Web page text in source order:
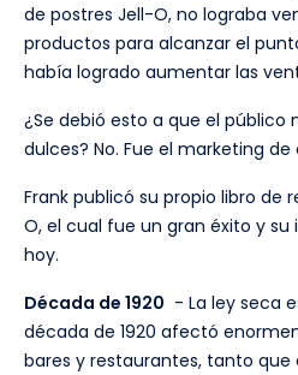
de postres Jell-O, no lograba
productos para alcanzar el
había logrado aumentar las
¿Se debió esto a que el público
dulces? No. Fue el marketing
Frank publicó su propio libro de
O, el cual fue un gran éxito y
hoy.
Década de 1920 - La ley seca
década de 1920 afectó
bares y restaurantes, tanto que